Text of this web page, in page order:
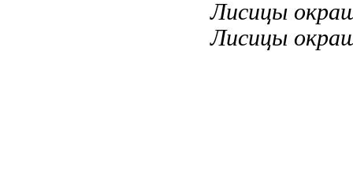
Лисицы
Лисицы